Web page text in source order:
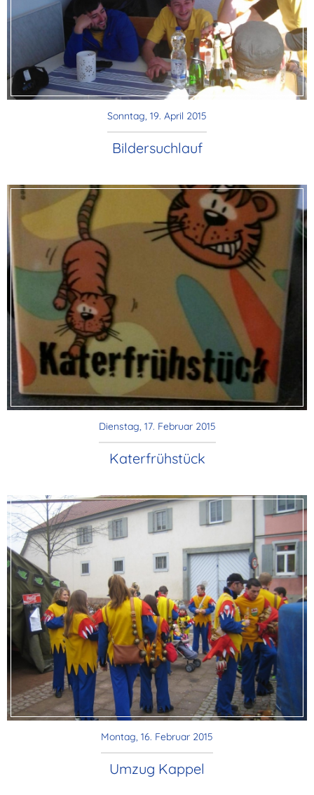
Sonntag, 19. April 2015
Bildersuchlauf
Dienstag, 17. Februar 2015
Katerfrühstück
Montag, 16. Februar 2015
Umzug Kappel